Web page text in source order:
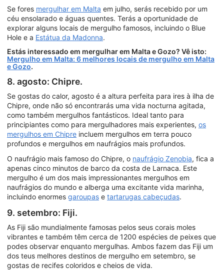
Se fores mergulhar em Malta em julho, serás recebido por um
céu ensolarado e águas quentes. Terás a oportunidade de
explorar alguns locais de mergulho famosos, incluindo o Blue
Hole e a Estátua da Madonna.
Estás interessado em mergulhar em Malta e Gozo? Vê isto:
Mergulho em Malta: 6 melhores locais de mergulho em Malta
e Gozo.
8. agosto: Chipre.
Se gostas do calor, agosto é a altura perfeita para ires à ilha de
Chipre, onde não só encontrarás uma vida nocturna agitada,
como também mergulhos fantásticos. Ideal tanto para
principiantes como para mergulhadores mais experientes, os
mergulhos em Chipre incluem mergulhos em terra pouco
profundos e mergulhos em naufrágios mais profundos.
O naufrágio mais famoso do Chipre, o naufrágio Zenobia, fica a
apenas cinco minutos de barco da costa de Larnaca. Este
mergulho é um dos mais impressionantes mergulhos em
naufrágios do mundo e alberga uma excitante vida marinha,
incluindo enormes garoupas e tartarugas cabeçudas.
9. setembro: Fiji.
As Fiji são mundialmente famosas pelos seus corais moles
vibrantes e também têm cerca de 1200 espécies de peixes que
podes observar enquanto mergulhas. Ambos fazem das Fiji um
dos teus melhores destinos de mergulho em setembro, se
gostas de recifes coloridos e cheios de vida.